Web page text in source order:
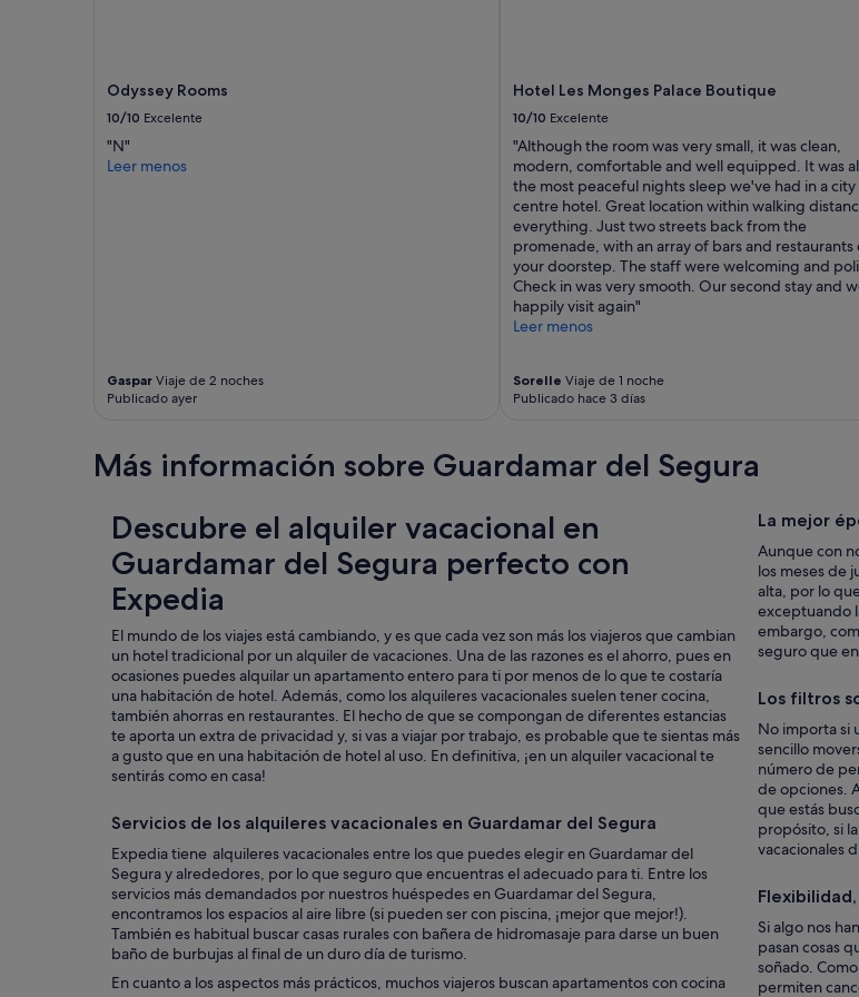
u
a
q
u
e
o
t
r
a
a
c
u
z
a
r
e
m
o
b
a
s
n
e
Odyssey Rooms
10/10 Excelente
"N"
Leer menos
Gaspar Viaje de 2 noches
Publicado ayer
Hotel Les Monges Palace Boutique
10/10 Excelente
"Although the room was very small, it was clean,
modern, comfortable and well equipped. It was
the most peaceful nights sleep we've had in a city
centre hotel. Great location within walking
everything. Just two streets back from the
promenade, with an array of bars and restaurants
your doorstep. The staff were welcoming and
Check in was very smooth. Our second stay and
happily visit again"
Leer menos
Sorelle Viaje de 1 noche
Publicado hace 3 días
Más información sobre Guardamar del Segura
Descubre el alquiler vacacional en
Guardamar del Segura perfecto con
Expedia
El mundo de los viajes está cambiando, y es que cada vez son más los viajeros que cambian
un hotel tradicional por un alquiler de vacaciones. Una de las razones es el ahorro, pues en
ocasiones puedes alquilar un apartamento entero para ti por menos de lo que te costaría
una habitación de hotel. Además, como los alquileres vacacionales suelen tener cocina,
también ahorras en restaurantes. El hecho de que se compongan de diferentes estancias
te aporta un extra de privacidad y, si vas a viajar por trabajo, es probable que te sientas más
a gusto que en una habitación de hotel al uso. En definitiva, ¡en un alquiler vacacional te
sentirás como en casa!
Servicios de los alquileres vacacionales en Guardamar del Segura
Expedia tiene alquileres vacacionales entre los que puedes elegir en Guardamar del
Segura y alrededores, por lo que seguro que encuentras el adecuado para ti. Entre los
servicios más demandados por nuestros huéspedes en Guardamar del Segura,
encontramos los espacios al aire libre (si pueden ser con piscina, ¡mejor que mejor!).
También es habitual buscar casas rurales con bañera de hidromasaje para darse un buen
baño de burbujas al final de un duro día de turismo.
En cuanto a los aspectos más prácticos, muchos viajeros buscan apartamentos con cocina
La mejor
Aunque con
los meses de
alta, por lo
exceptuando
embargo,
seguro que
Los filtros
No importa si
sencillo
número de
de opciones.
que estás
propósito, si
vacacionales
Si algo nos
pasan cosas
soñado.
permiten